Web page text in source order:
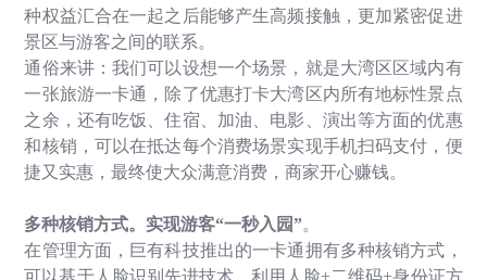
种权益汇合在一起之后能够产生高频接触，更加紧密促进
景区与游客之间的联系。
通俗来讲：我们可以设想一个场景，就是大湾区区域内有
一张旅游一卡通，除了优惠打卡大湾区内所有地标性景点
之余，还有吃饭、住宿、加油、电影、演出等方面的优惠
和核销，可以在抵达每个消费场景实现手机扫码支付，便
捷又实惠，最终使大众满意消费，商家开心赚钱。
多种核销方式。实现游客“一秒入园”。
在管理方面，巨有科技推出的一卡通拥有多种核销方式，
可以基于人脸识别先进技术，利用人脸+二维码+身份证方